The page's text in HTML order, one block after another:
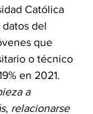
Católica
del
que
o técnico
en 2021.
a
relacionarse